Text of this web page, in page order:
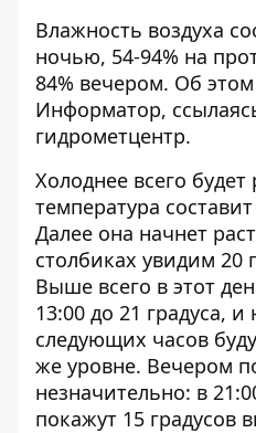
Влажность воздуха
ночью, 54-94% на
84% вечером. Об
Информатор,
гидрометцентр.
Холоднее всего
температура
Далее она начнет
столбиках увидим 20
Выше всего в этот
13:00 до 21 градуса, и
следующих часов
же уровне. Вечером
незначительно: в
покажут 15 градусов